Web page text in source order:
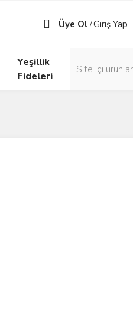
Üye Ol /Giriş Yap
Yeşillik
Fideleri